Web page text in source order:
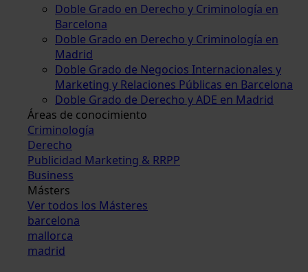
Doble Grado en Derecho y Criminología en
Barcelona
Doble Grado en Derecho y Criminología en
Madrid
Doble Grado de Negocios Internacionales y
Marketing y Relaciones Públicas en Barcelona
Doble Grado de Derecho y ADE en Madrid
Áreas de conocimiento
Criminología
Derecho
Publicidad Marketing & RRPP
Business
Másters
Ver todos los Másteres
barcelona
mallorca
madrid